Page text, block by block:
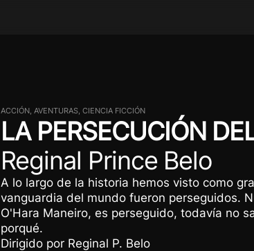
ACCIÓN, AVENTURAS, CIENCIA FICCIÓN
LA PERSECUCIÓN
Reginal Prince Belo
A lo largo de la historia hemos visto como
vanguardia del mundo fueron perseguidos.
O'Hara Maneiro, es perseguido, todavía no
porqué.
Dirigido por Reginal P. Belo